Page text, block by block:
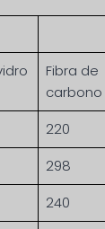
Fibra de
carbono
220
298
240